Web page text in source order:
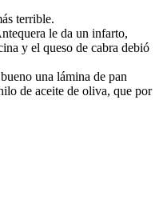
terrible.
le da un infarto,
y el queso de cabra debió
una lámina de pan
de aceite de oliva, que por